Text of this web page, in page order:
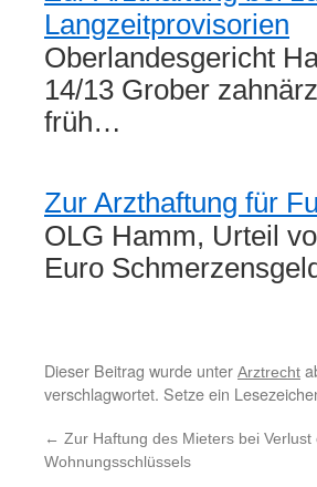
Langzeitprovisorien
Oberlandesgericht
14/13 Grober
früh…
Zur Arzthaftung für
OLG Hamm, Urteil
Euro
Dieser Beitrag wurde unter Arztrecht
verschlagwortet. Setze ein
← Zur Haftung des Mieters bei Verlust
Wohnungsschlüssels